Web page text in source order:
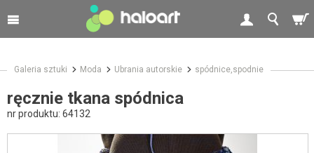
Galeria sztuki Moda Ubrania autorskie spódnice,spodnie
ręcznie tkana spódnica
nr produktu: 64132